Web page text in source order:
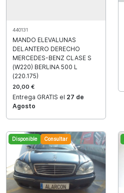
440131
MANDO ELEVALUNAS
DELANTERO DERECHO
MERCEDES-BENZ CLASE S
(W220) BERLINA 500 L
(220.175)
20,00 €
Entrega GRATIS el 27 de
Agosto
Disponible Consultar